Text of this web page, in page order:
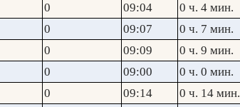
0 09:04
0 ч. 4 мин.
0 09:07
0 ч. 7 мин.
0 09:09
0 ч. 9 мин.
0 09:00
0 ч. 0 мин.
0 09:14
0 ч. 14 мин.